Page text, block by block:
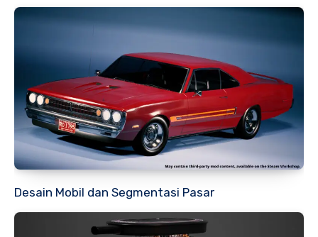
Desain Mobil dan Segmentasi Pasar